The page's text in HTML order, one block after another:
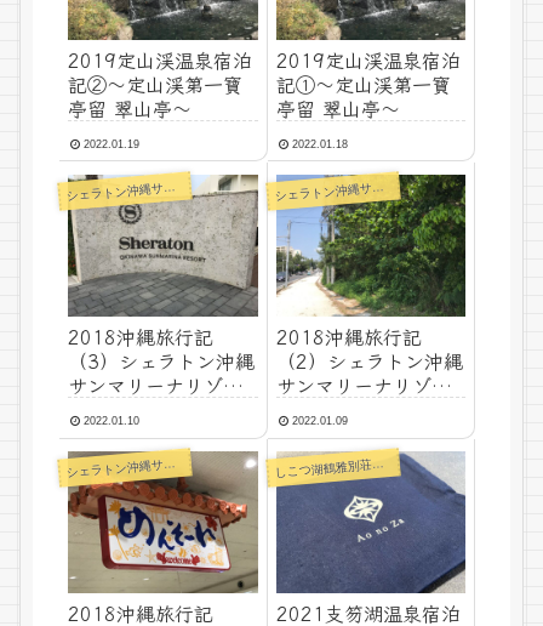
2019定山渓温泉宿泊
記②～定山渓第一寶
亭留 翠山亭～
2022.01.19
2019定山渓温泉宿泊
記①～定山渓第一寶
亭留 翠山亭～
2022.01.18
シェラトン沖縄サンマリーナリゾート
2018沖縄旅行記
（3）シェラトン沖縄
サンマリーナリゾー
ト2022.01.10
シェラトン沖縄サンマリーナリゾート
2018沖縄旅行記
（2）シェラトン沖縄
サンマリーナリゾー
ト2022.01.09
シェラトン沖縄サンマリーナリゾート
2018沖縄旅行記
し
こつ湖鶴雅別荘碧の座
2021支笏湖温泉宿泊